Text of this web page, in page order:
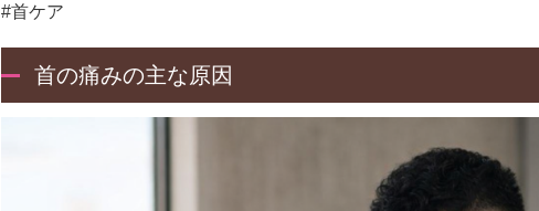
#首ケア
首の痛みの主な原因